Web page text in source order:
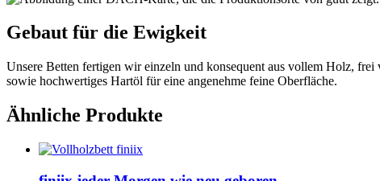
Gebaut für die Ewigkeit
Unsere Betten fertigen wir einzeln und konsequent aus vollem Holz,
sowie hochwertiges Hartöl für eine angenehme feine Oberfläche.
Ähnliche Produkte